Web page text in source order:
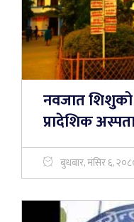
नवजात
प्रादेशिक
बुधबार, मंसिर ६,